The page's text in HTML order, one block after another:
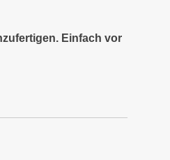
Einfach vor